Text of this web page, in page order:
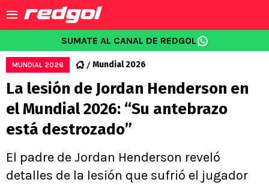
SUMATE AL CANAL DE REDGOL
MUNDIAL 2026 Mundial 2026
La lesión de Jordan Henderson en
el Mundial 2026: “Su antebrazo
está destrozado”
El padre de Jordan Henderson reveló
detalles de la lesión que sufrió el jugador